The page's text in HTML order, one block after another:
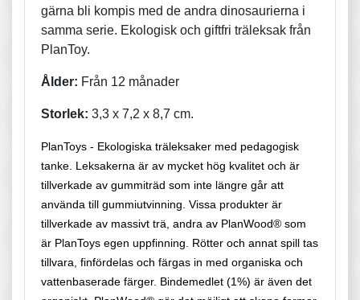
gärna bli kompis med de andra dinosaurierna i
samma serie. Ekologisk och giftfri träleksak från
PlanToy.
Ålder: Från 12 månader
Storlek: 3,3 x 7,2 x 8,7 cm.
PlanToys - Ekologiska träleksaker med pedagogisk
tanke. Leksakerna är av mycket hög kvalitet och är
tillverkade av gummiträd som inte längre går att
använda till gummiutvinning. Vissa produkter är
tillverkade av massivt trä, andra av PlanWood® som
är PlanToys egen uppfinning. Rötter och annat spill tas
tillvara, finfördelas och färgas in med organiska och
vattenbaserade färger. Bindemedlet (1%) är även det